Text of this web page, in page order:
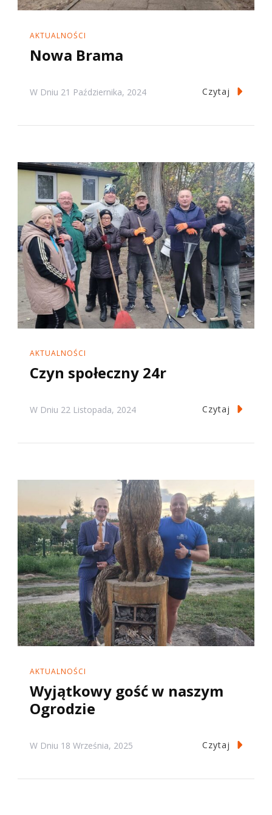
AKTUALNOŚCI
Nowa Brama
W Dniu 21 Października, 2024 Czytaj
AKTUALNOŚCI
Czyn społeczny 24r
W Dniu 22 Listopada, 2024 Czytaj
AKTUALNOŚCI
Wyjątkowy gość w naszym
Ogrodzie
W Dniu 18 Września, 2025 Czytaj